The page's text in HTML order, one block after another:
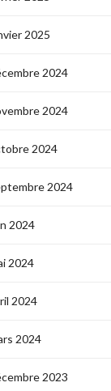
2025
2024
2024
2024
2024
2024
2024
2024
2024
2023